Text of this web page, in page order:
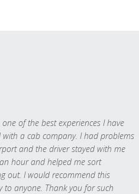
one of the best experiences I have
with a cab company. I had problems
and the driver stayed with me
hour and helped me sort
out. I would recommend this
to anyone. Thank you for such